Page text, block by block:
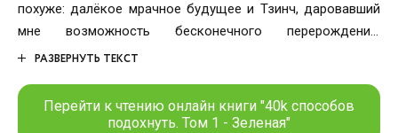
похуже: далёкое мрачное будущее и Тзинч, даровавший
мне возможность бесконечного перерождения,
фактически бессмертие. И вроде звучит хорошо, но на
и сорок тысяч способов подохнуть во имя чужих целей.
РАЗВЕРНУТЬ ТЕКСТ
Перейти к чтению онлайн книги "40k способов
подохнуть. Том 1 - Зеленая"